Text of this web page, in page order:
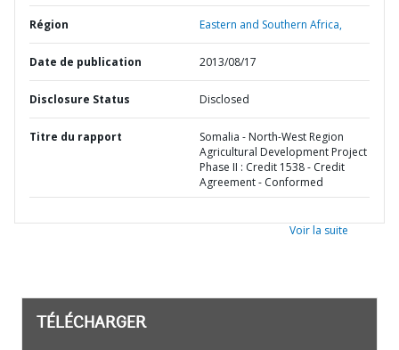
Région Eastern and Southern Africa,
Date de publication 2013/08/17
Disclosure Status Disclosed
Titre du rapport
Somalia - North-West Region
Agricultural Development Project
Phase II : Credit 1538 - Credit
Agreement - Conformed
Voir la suite
TÉLÉCHARGER